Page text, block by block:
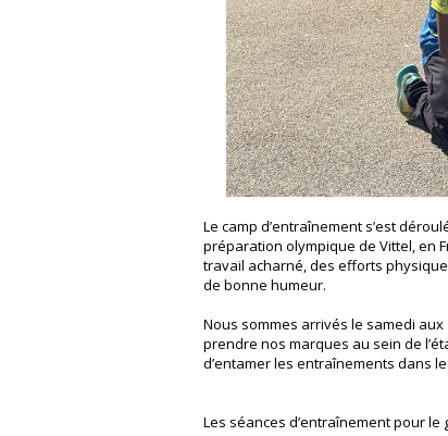
Le camp d’entraînement s’est
préparation olympique de Vittel, en
travail acharné, des efforts
de bonne humeur.
Nous sommes arrivés le samedi
prendre nos marques au sein de
d’entamer les entraînements dans
Les séances d’entraînement pour